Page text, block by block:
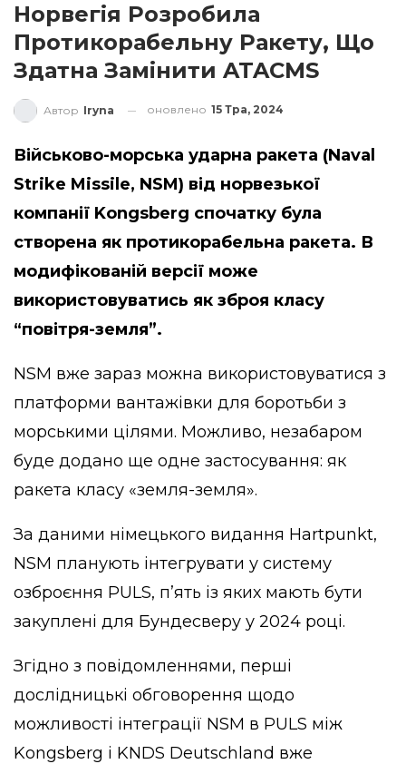
Норвегія Розробила
Протикорабельну Ракету, Що
Здатна Замінити ATACMS
Автор Iryna оновлено 15 Тра, 2024
Військово-морська ударна ракета (Naval
Strike Missile, NSM) від норвезької
компанії Kongsberg спочатку була
створена як протикорабельна ракета. В
модифікованій версії може
використовуватись як зброя класу
“повітря-земля”.
NSM вже зараз можна використовуватися з
платформи вантажівки для боротьби з
морськими цілями. Можливо, незабаром
буде додано ще одне застосування: як
ракета класу «земля-земля».
За даними німецького видання Hartpunkt,
NSM планують інтегрувати у систему
озброєння PULS, п’ять із яких мають бути
закуплені для Бундесверу у 2024 році.
Згідно з повідомленнями, перші
дослідницькі обговорення щодо
можливості інтеграції NSM в PULS між
Kongsberg і KNDS Deutschland вже